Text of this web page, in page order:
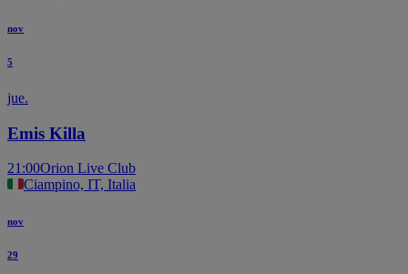
nov
5
jue.
Emis Killa
21:00Orion Live Club
Ciampino, IT, Italia
nov
29